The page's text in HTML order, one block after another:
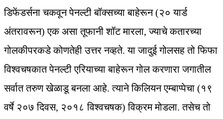
डिफेंडर्सना चकवून पेनल्टी बॉक्सच्या बाहेरून (२० यार्ड
अंतरावरून) एक असा तूफानी शॉट मारला, ज्याचे कतारच्या
गोलकीपरकडे कोणतेही उत्तर नव्हते. या जादुई गोलसह तो फिफा
विश्वचषकात पेनल्टी एरियाच्या बाहेरून गोल करणारा जगातील
सर्वात तरुण खेळाडू बनला आहे. त्याने किलियन एम्बाप्पेचा (१९
वर्षे २०७ दिवस, २०१८ विश्वचषक) विक्रम मोडला. तसेच तो